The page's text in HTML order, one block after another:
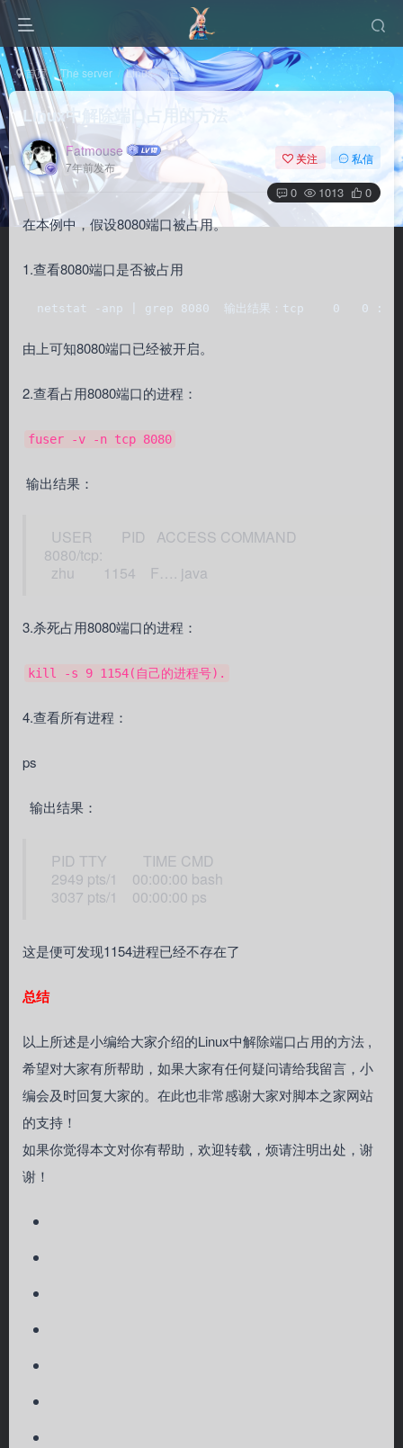
首页 The server Linux 正文
Linux中解除端口占用的方法
Fatmouse
7年前发布
关注 私信
0 1013 0
在本例中，假设8080端口被占用。
1.查看8080端口是否被占用
netstat -anp | grep 8080  输出结果：tcp    0   0
由上可知8080端口已经被开启。
2.查看占用8080端口的进程：
fuser -v -n tcp 8080
输出结果：
USER PID ACCESS COMMAND
8080/tcp:
zhu 1154 F…. java
3.杀死占用8080端口的进程：
kill -s 9 1154(自己的进程号).
4.查看所有进程：
ps
输出结果：
PID TTY TIME CMD
2949 pts/1 00:00:00 bash
3037 pts/1 00:00:00 ps
这是便可发现1154进程已经不存在了
总结
以上所述是小编给大家介绍的Linux中解除端口占用的方法 ,
希望对大家有所帮助，如果大家有任何疑问请给我留言，小
编会及时回复大家的。在此也非常感谢大家对脚本之家网站
的支持！
如果你觉得本文对你有帮助，欢迎转载，烦请注明出处，谢
谢！